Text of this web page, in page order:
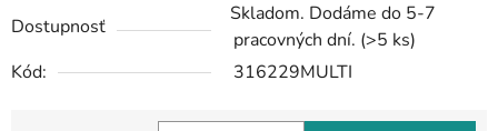
Dostupnosť
Skladom. Dodáme do 5-7
pracovných dní. (>5 ks)
Kód:
316229MULTI